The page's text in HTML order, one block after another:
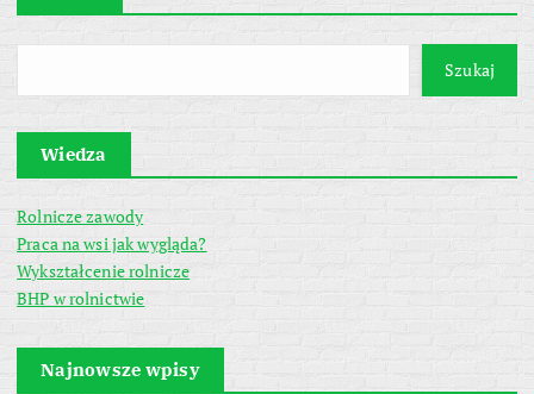
Szukaj
Wiedza
Rolnicze zawody
Praca na wsi jak wygląda?
Wykształcenie rolnicze
BHP w rolnictwie
Najnowsze wpisy